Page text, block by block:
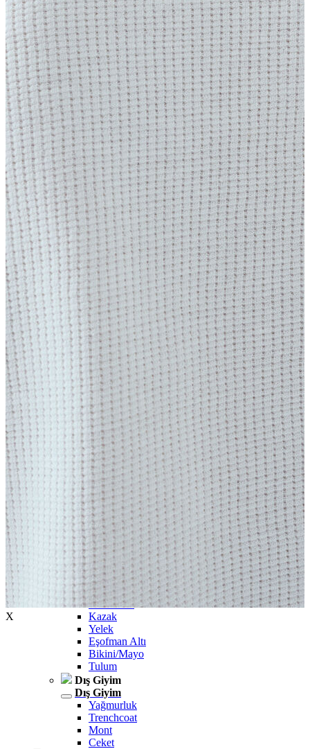
Atlet
Elbise
Eşofman Altı
Mont
Kazak
Yelek
Yağmurluk
Trenchcoat
Kaban
ERKEK
ERKEK
Jean Pantolon
Pantolon
Sweatshirt
Gömlek
Ceket
Eşofman Altı
T-shirt
Polo K.Kol
Hırka
Kazak
Mont
Kaban
Trenchcoat
Kadın
Kadın
Öne Çıkanlar
Öne Çıkanlar
Yaz Ürünleri
İndirimdekiler
Giyim
Giyim
Jean Pantolon
Pantolon
Gömlek
T-shirt
Polo T-shirt
Bluz
Etek
Elbise
Şort
Kapri
Atlet
Top
Sweatshirt
Kazak
Yelek
Eşofman Altı
Bikini/Mayo
Tulum
Dış Giyim
Dış Giyim
Yağmurluk
Trenchcoat
Mont
Ceket
X